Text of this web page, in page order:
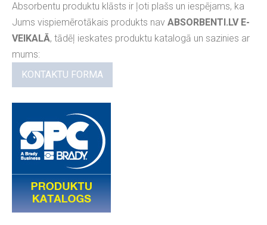
Absorbentu produktu klāsts ir ļoti plašs un iespējams, ka
Jums vispiemērotākais produkts nav ABSORBENTI.LV E-
VEIKALĀ, tādēļ ieskates produktu katalogā un sazinies ar
mums:
KONTAKTU FORMA